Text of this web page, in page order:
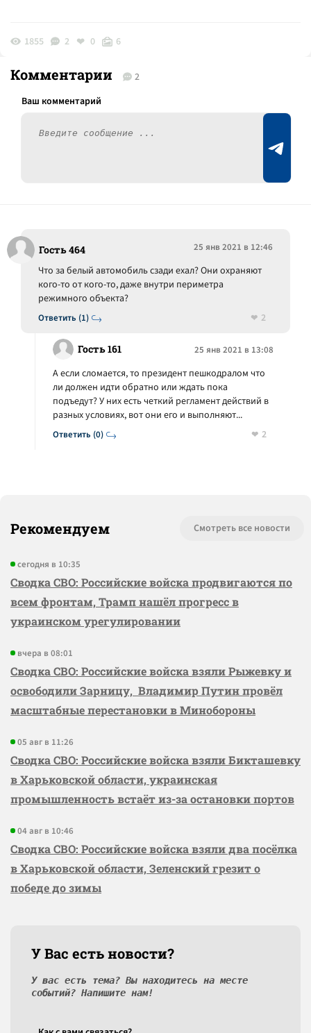
1855 2 0 6
Комментарии 2
Гость 464 25 янв 2021 в 12:46
Ответить (1)
Что за белый автомобиль сзади ехал? Они охраняют
кого-то от кого-то, даже внутри периметра
режимного объекта?
2
Гость 161 25 янв 2021 в 13:08
Ответить (0)
А если сломается, то президент пешкодралом что
ли должен идти обратно или ждать пока
подъедут? У них есть четкий регламент действий в
разных условиях, вот они его и выполняют...
2
Рекомендуем Смотреть все новости
сегодня в 10:35
Сводка СВО: Российские войска продвигаются по
всем фронтам, Трамп нашёл прогресс в
украинском урегулировании
вчера в 08:01
Сводка СВО: Российские войска взяли Рыжевку и
освободили Зарницу, Владимир Путин провёл
масштабные перестановки в Минобороны
05 авг в 11:26
Сводка СВО: Российские войска взяли Бикташевку
в Харьковской области, украинская
промышленность встаёт из-за остановки портов
04 авг в 10:46
Сводка СВО: Российские войска взяли два посёлка
в Харьковской области, Зеленский грезит о
победе до зимы
У Вас есть новости?
У вас есть тема? Вы находитесь на месте
событий? Напишите нам!